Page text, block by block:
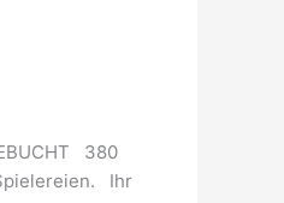
380
Ihr